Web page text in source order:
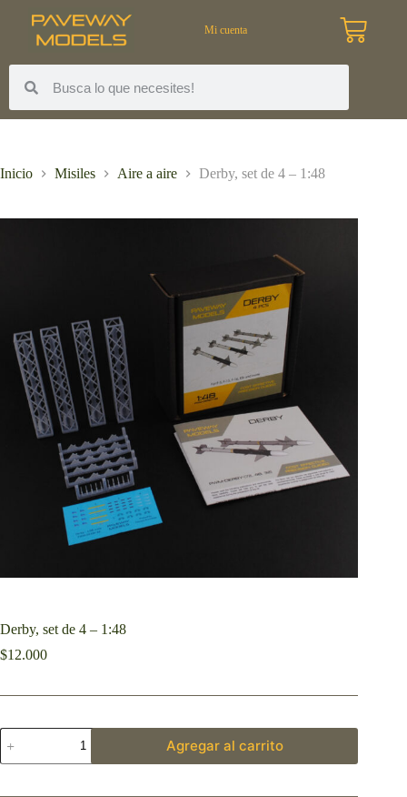
Mi cuenta
Inicio Misiles Aire a aire Derby, set de 4 – 1:48
Derby, set de 4 – 1:48
$12.000
Agregar al carrito